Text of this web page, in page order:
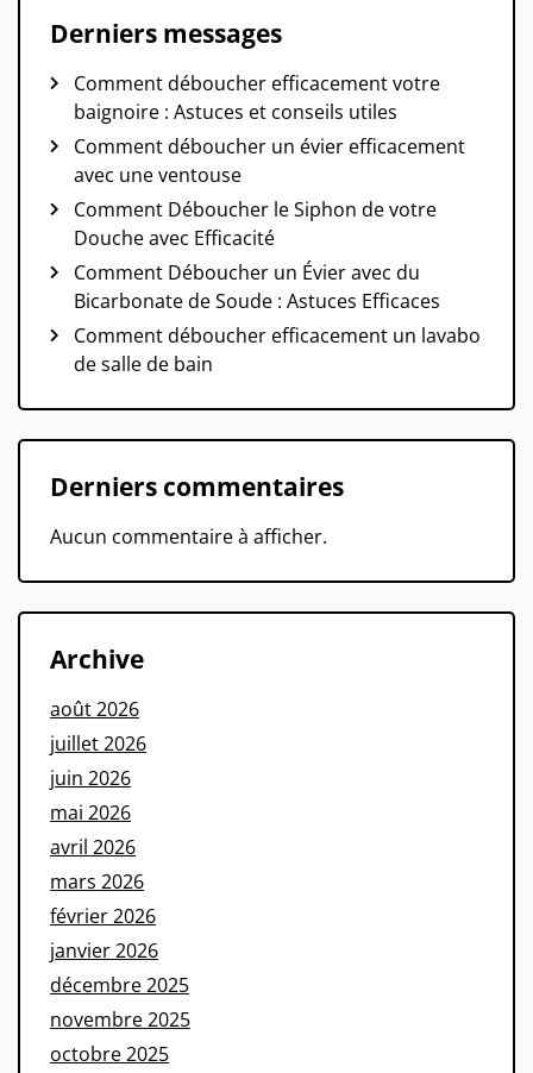
Derniers messages
Comment déboucher efficacement votre
baignoire : Astuces et conseils utiles
Comment déboucher un évier efficacement
avec une ventouse
Comment Déboucher le Siphon de votre
Douche avec Efficacité
Comment Déboucher un Évier avec du
Bicarbonate de Soude : Astuces Efficaces
Comment déboucher efficacement un lavabo
de salle de bain
Derniers commentaires
Aucun commentaire à afficher.
Archive
août 2026
juillet 2026
juin 2026
mai 2026
avril 2026
mars 2026
février 2026
janvier 2026
décembre 2025
novembre 2025
octobre 2025